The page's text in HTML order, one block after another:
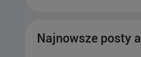
Najnowsze posty